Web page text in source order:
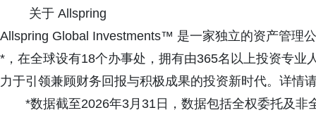
关于 Allspring
Allspring Global Investments™ 是一家独立的资产管理
*，在全球设有18个办事处，拥有由365名以上投资专业
力于引领兼顾财务回报与积极成果的投资新时代。详情
*数据截至2026年3月31日，数据包括全权委托及非